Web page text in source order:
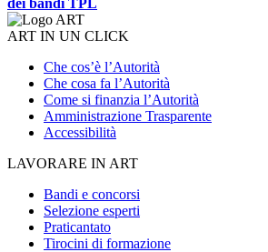
ART IN UN CLICK
Che cos’è l’Autorità
Che cosa fa l’Autorità
Come si finanzia l’Autorità
Amministrazione Trasparente
Accessibilità
LAVORARE IN ART
Bandi e concorsi
Selezione esperti
Praticantato
Tirocini di formazione